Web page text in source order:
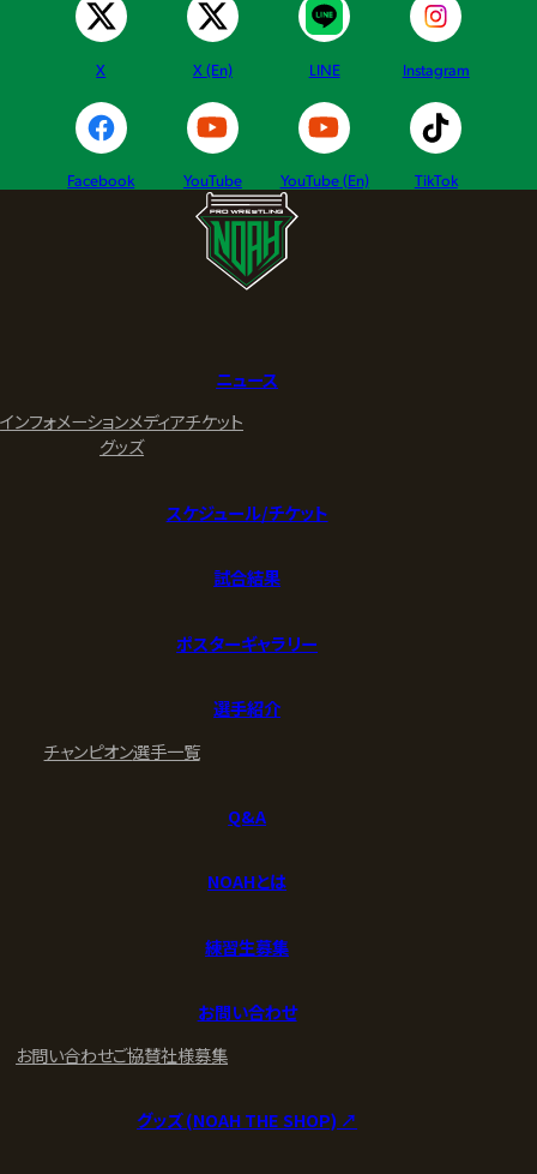
X X (En) LINE Instagram
Facebook YouTube YouTube (En) TikTok
ニュース
インフォメーションメディアチケット
グッズ
スケジュール/チケット
試合結果
ポスターギャラリー
選手紹介
チャンピオン選手一覧
Q&A
NOAHとは
練習生募集
お問い合わせ
お問い合わせご協賛社様募集
グッズ (NOAH THE SHOP) ↗︎